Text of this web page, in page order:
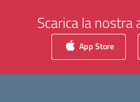
Scarica la nostra
App Store